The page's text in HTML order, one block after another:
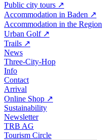
Public city tours ↗
Accommodation in Baden ↗
Accommodation in the Region
Urban Golf ↗
Trails ↗
News
Three-City-Hop
Info
Contact
Arrival
Online Shop ↗
Sustainability
Newsletter
TRB AG
Tourism Circle